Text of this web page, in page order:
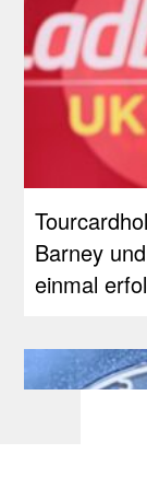
Barney
einmal